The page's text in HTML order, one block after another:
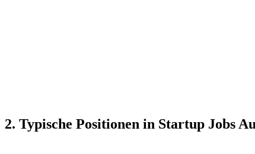
2. Typische Positionen in Startup Jobs